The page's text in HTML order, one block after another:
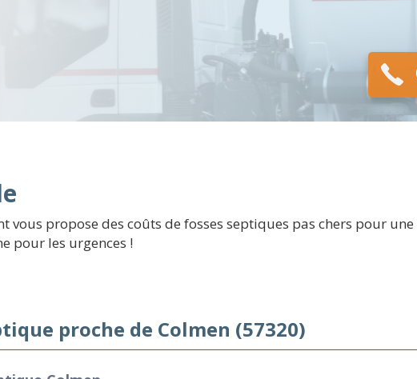
vous propose des coûts de fosses septiques pas chers pour
pour les urgences !
proche de Colmen (57320)